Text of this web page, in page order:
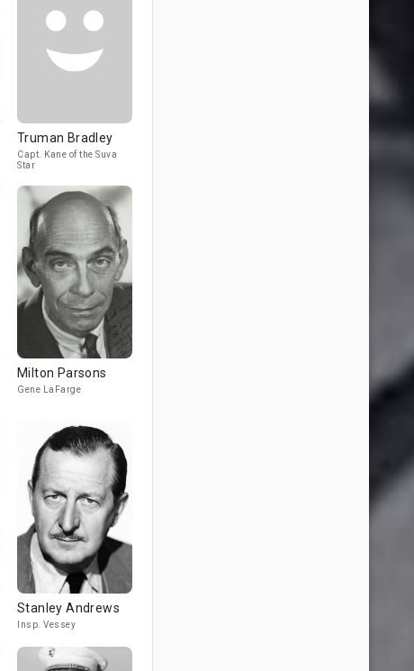
Truman Bradley
Capt. Kane of the Suva
Star
Milton Parsons
Gene LaFarge
Stanley Andrews
Insp. Vessey